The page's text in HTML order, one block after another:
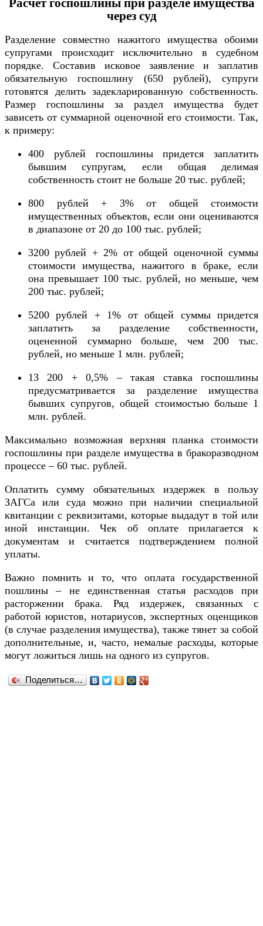
Расчет госпошлины при разделе имущества
через суд
Разделение совместно нажитого имущества обоими
супругами происходит исключительно в судебном
порядке. Составив исковое заявление и заплатив
обязательную госпошлину (650 рублей), супруги
готовятся делить задекларированную собственность.
Размер госпошлины за раздел имущества будет
зависеть от суммарной оценочной его стоимости. Так,
к примеру:
400 рублей госпошлины придется заплатить
бывшим супругам, если общая делимая
собственность стоит не больше 20 тыс. рублей;
800 рублей + 3% от общей стоимости
имущественных объектов, если они оцениваются
в диапазоне от 20 до 100 тыс. рублей;
3200 рублей + 2% от общей оценочной суммы
стоимости имущества, нажитого в браке, если
она превышает 100 тыс. рублей, но меньше, чем
200 тыс. рублей;
5200 рублей + 1% от общей суммы придется
заплатить за разделение собственности,
оцененной суммарно больше, чем 200 тыс.
рублей, но меньше 1 млн. рублей;
13 200 + 0,5% – такая ставка госпошлины
предусматривается за разделение имущества
бывших супругов, общей стоимостью больше 1
млн. рублей.
Максимально возможная верхняя планка стоимости
госпошлины при разделе имущества в бракоразводном
процессе – 60 тыс. рублей.
Оплатить сумму обязательных издержек в пользу
ЗАГСа или суда можно при наличии специальной
квитанции с реквизитами, которые выдадут в той или
иной инстанции. Чек об оплате прилагается к
документам и считается подтверждением полной
уплаты.
Важно помнить и то, что оплата государственной
пошлины – не единственная статья расходов при
расторжении брака. Ряд издержек, связанных с
работой юристов, нотариусов, экспертных оценщиков
(в случае разделения имущества), также тянет за собой
дополнительные, и, часто, немалые расходы, которые
могут ложиться лишь на одного из супругов.
Поделиться…